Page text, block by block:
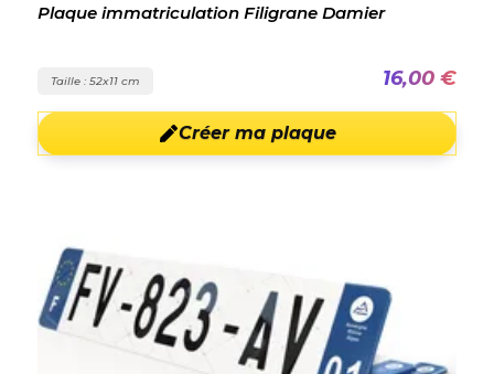
Plaque immatriculation Filigrane Damier
Taille : 52x11 cm 16,00 €
Créer ma plaque